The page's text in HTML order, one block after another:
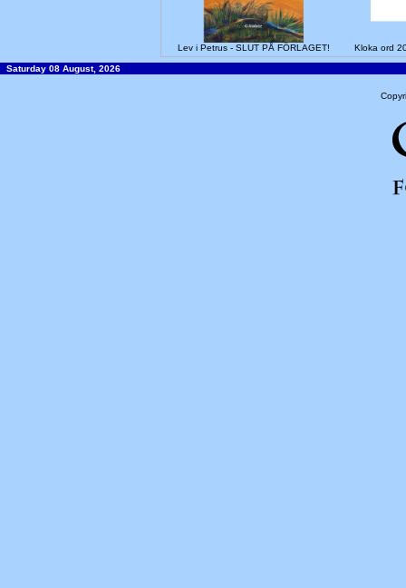
Lev i Petrus - SLUT PÅ FÖRLAGET! Kloka ord
Saturday 08 August, 2026